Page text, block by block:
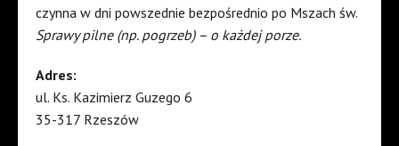
czynna w dni powszednie bezpośrednio po Mszach św.
Sprawy pilne (np. pogrzeb) – o każdej porze.
Adres:
ul. Ks. Kazimierz Guzego 6
35-317 Rzeszów